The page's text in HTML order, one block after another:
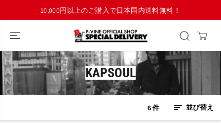
コンテンツにス
キップ10,000円以上のご購入で日本国内送料無料！
KAPSOUL
6 件 並び替え